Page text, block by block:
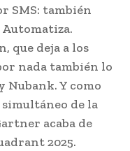
SMS: también
que deja a los
nada también lo
Nubank. Y como
de la
acaba de
2025.